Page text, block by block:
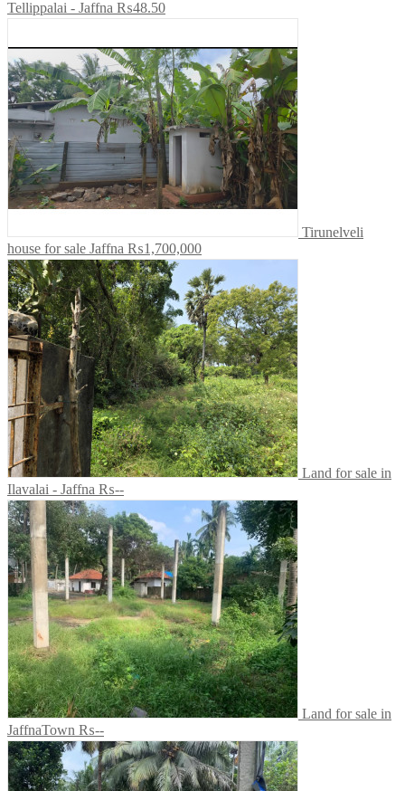
Tellippalai - Jaffna ₨48.50
Tirunelveli
house for sale Jaffna ₨1,700,000
Land for sale in
Ilavalai - Jaffna ₨--
Land for sale in
JaffnaTown ₨--